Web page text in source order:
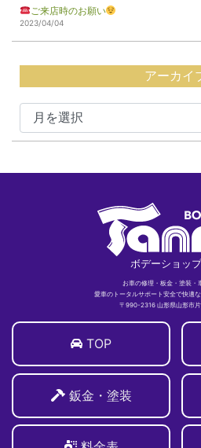
ご来店時のお願い
2023/04/04
アーカイ
ボデーショッ
お車の修理・板金・塗装・
愛車のトータルサポート安全で快適
〒990-2316 山形県山形市
TOP
鈑金・塗装